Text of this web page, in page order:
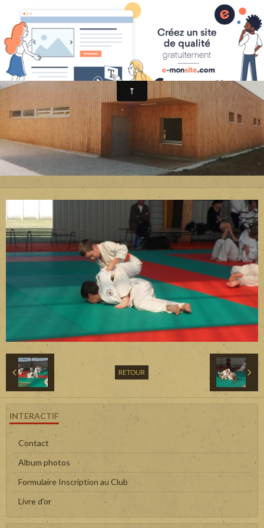
Avenir Judo Sonzay
RETOUR
INTERACTIF
Contact
Album photos
Formulaire Inscription au Club
Livre d'or